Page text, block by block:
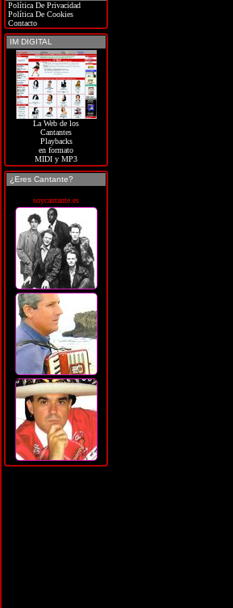
Política De Privacidad
Política De Cookies
Contacto
IM DIGITAL
La Web de los
Cantantes
Playbacks
en formato
MIDI y MP3
¿Eres Cantante?
soycantante.es